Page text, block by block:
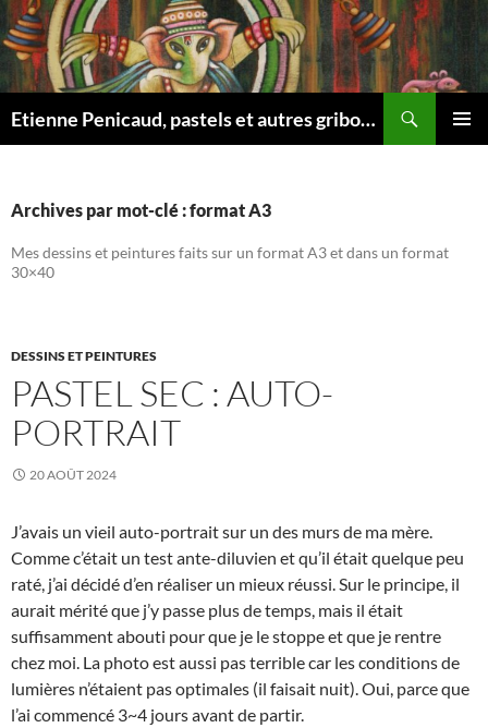
Aller
au
contenu
Etienne Penicaud, pastels et autres gribouillages …
Archives par mot-clé : format A3
Mes dessins et peintures faits sur un format A3 et dans un format
30×40
DESSINS ET PEINTURES
PASTEL SEC : AUTO-
PORTRAIT
20 AOÛT 2024
J’avais un vieil auto-portrait sur un des murs de ma mère.
Comme c’était un test ante-diluvien et qu’il était quelque peu
raté, j’ai décidé d’en réaliser un mieux réussi. Sur le principe, il
aurait mérité que j’y passe plus de temps, mais il était
suffisamment abouti pour que je le stoppe et que je rentre
chez moi. La photo est aussi pas terrible car les conditions de
lumières n’étaient pas optimales (il faisait nuit). Oui, parce que
l’ai commencé 3~4 jours avant de partir.